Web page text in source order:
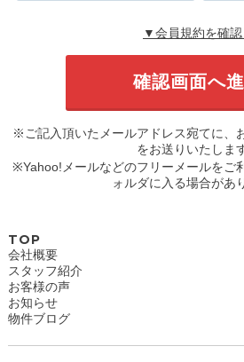
▼会員規約を確
※ご記入頂いたメールアドレス宛てに、
をお送りいたしま
※Yahoo!メールなどのフリーメールをご
ォルダに入る場合があ
TOP
会社概要
スタッフ紹介
お客様の声
お知らせ
物件ブログ